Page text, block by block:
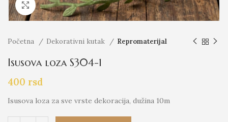
Click to enlarge
Početna Dekorativni kutak Repromaterijal
Isusova loza S304-1
400 rsd
Isusova loza za sve vrste dekoracija, dužina 10m